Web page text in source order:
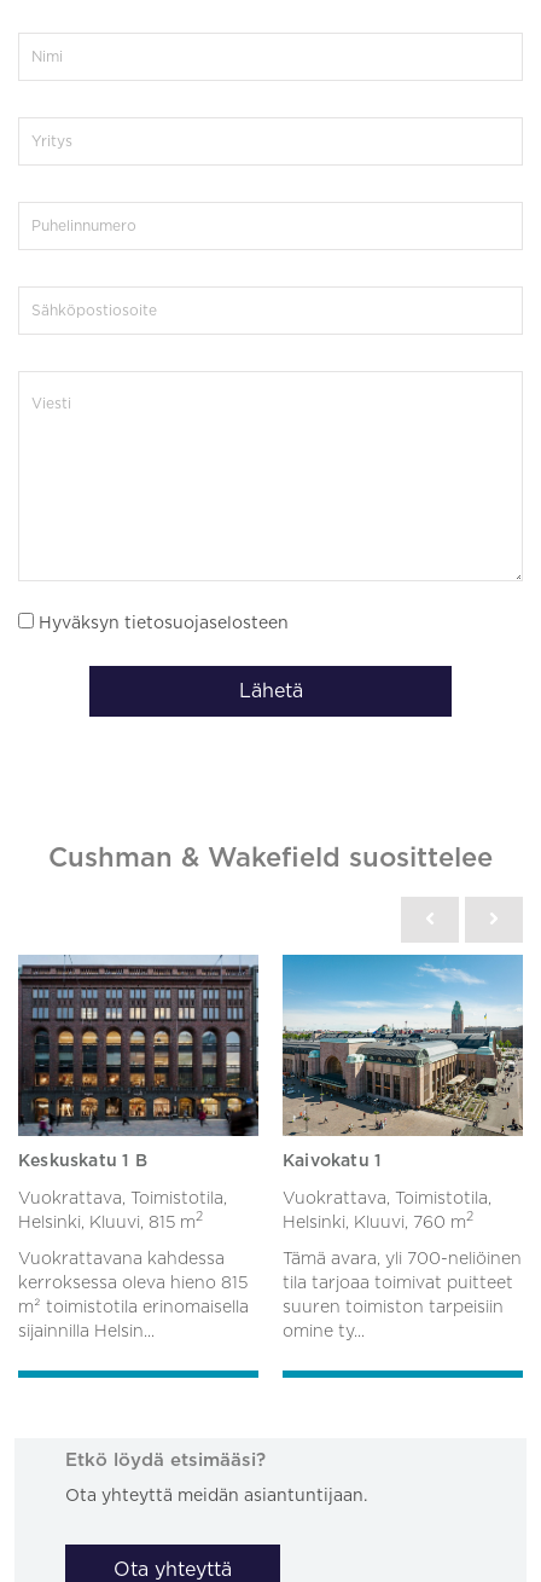
Hyväksyn tietosuojaselosteen
Lähetä
Cushman & Wakefield suosittelee
Keskuskatu 1 B
Vuokrattava, Toimistotila,
Helsinki, Kluuvi, 815 m2
Vuokrattavana kahdessa
kerroksessa oleva hieno 815
m² toimistotila erinomaisella
sijainnilla Helsin...
Kaivokatu 1
Vuokrattava, Toimistotila,
Helsinki, Kluuvi, 760 m2
Tämä avara, yli 700-neliöinen
tila tarjoaa toimivat puitteet
suuren toimiston tarpeisiin
omine ty...
Etkö löydä etsimääsi?
Ota yhteyttä meidän asiantuntijaan.
Ota yhteyttä